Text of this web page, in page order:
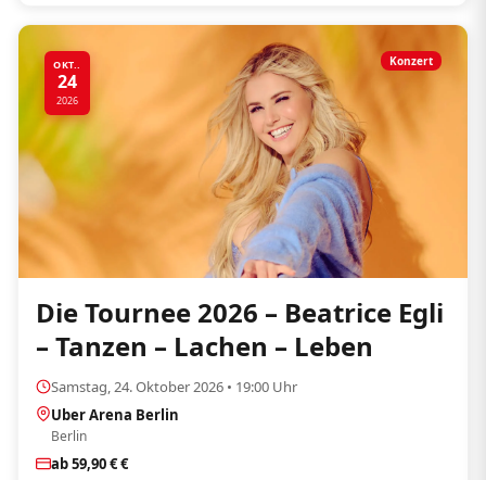
OKT..
24
2026
Konzert
Die Tournee 2026 – Beatrice Egli
– Tanzen – Lachen – Leben
Samstag, 24. Oktober 2026 • 19:00 Uhr
Uber Arena Berlin
Berlin
ab 59,90 € €